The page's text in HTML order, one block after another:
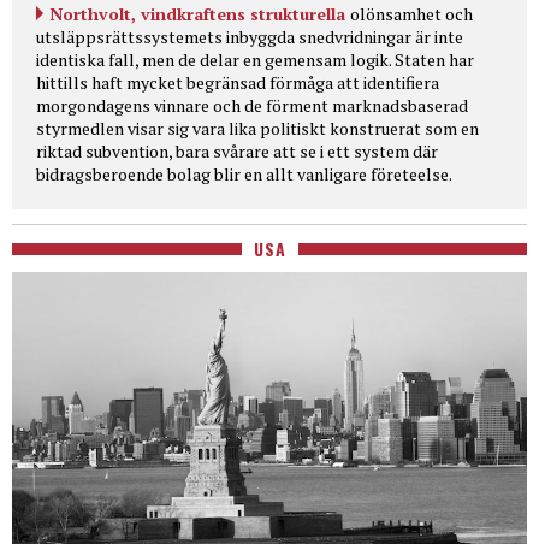
Northvolt, vindkraftens strukturella olönsamhet och
utsläppsrättssystemets inbyggda snedvridningar är inte
identiska fall, men de delar en gemensam logik. Staten har
hittills haft mycket begränsad förmåga att identifiera
morgondagens vinnare och de förment marknadsbaserad
styrmedlen visar sig vara lika politiskt konstruerat som en
riktad subvention, bara svårare att se i ett system där
bidragsberoende bolag blir en allt vanligare företeelse.
USA